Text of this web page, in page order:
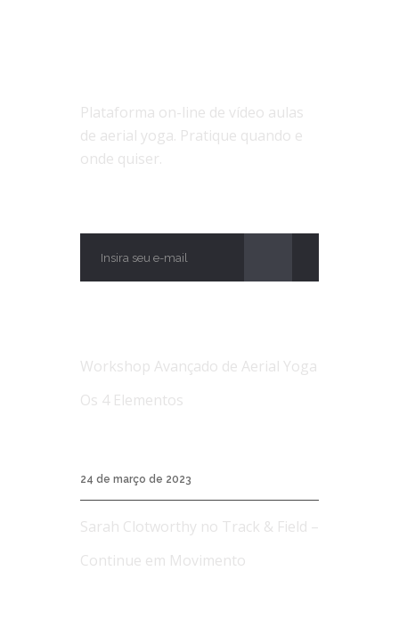
Plataforma on-line de vídeo aulas
de aerial yoga. Pratique quando e
onde quiser.
Workshop Avançado de Aerial Yoga
Os 4 Elementos
24 de março de 2023
Sarah Clotworthy no Track & Field –
Continue em Movimento